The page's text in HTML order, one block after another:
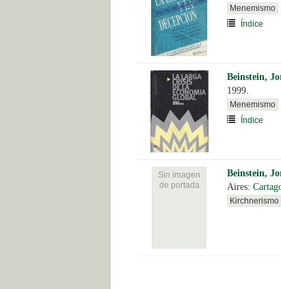
Menemismo
Índice
Beinstein,
1999.
Menemismo
Índice
Sin imagen
de portada
Beinstein,
Aires:
Kirchnerismo